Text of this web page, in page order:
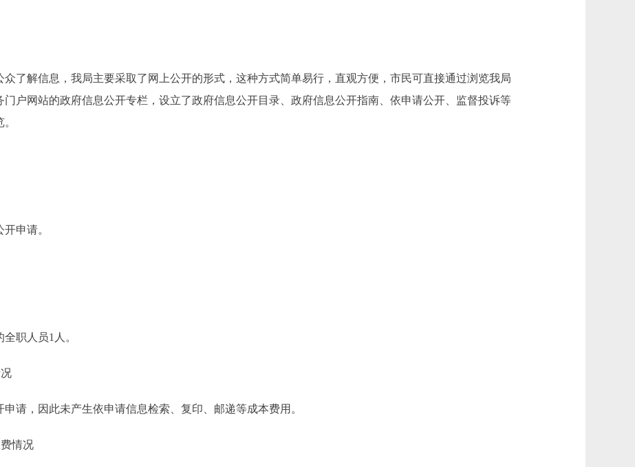
解信息，我局主要采取了网上公开的形式，这种方式简单易行，直观方便，市民可直接通过浏览我局
户网站的政府信息公开专栏，设立了政府信息公开目录、政府信息公开指南、依申请公开、监督投诉等
申请。
职人员1人。
，因此未产生依申请信息检索、复印、邮递等成本费用。
情况